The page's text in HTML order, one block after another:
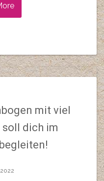
mit viel
dich im